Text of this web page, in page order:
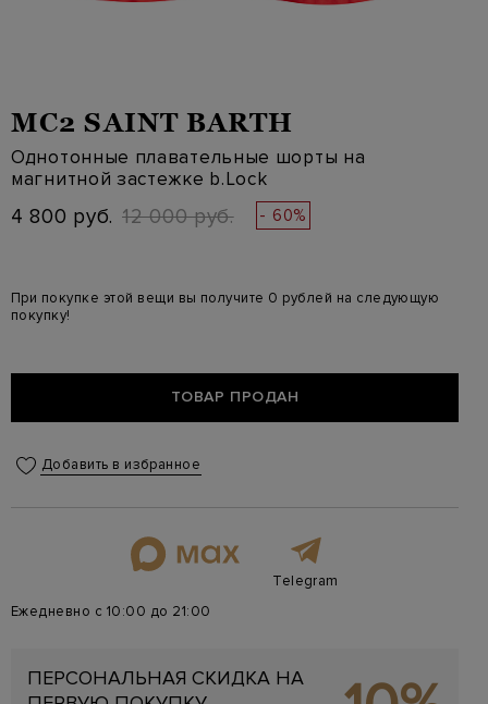
MC2 SAINT BARTH
Однотонные плавательные шорты на
магнитной застежке b.Lock
4 800 руб. 12 000 руб. - 60%
При покупке этой вещи вы получите 0 рублей на следующую
покупку!
ТОВАР ПРОДАН
Добавить в избранное
Telegram
Ежедневно с 10:00 до 21:00
ПЕРСОНАЛЬНАЯ СКИДКА НА